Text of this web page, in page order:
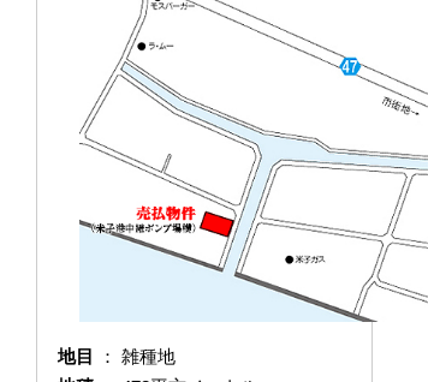
地目 ： 雑種地